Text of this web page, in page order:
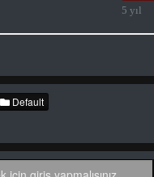
5 yıl
Default